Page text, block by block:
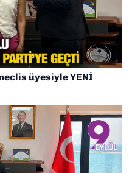
üyesiyle YENİ